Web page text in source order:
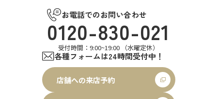
お電話でのお問い合わせ
0120-830-021
受付時間：9:00~19:00 （水曜定休）
各種フォームは24時間受付中！
店舗への来店予約